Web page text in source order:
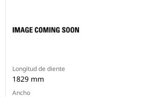
Longitud de diente
1829 mm
Ancho